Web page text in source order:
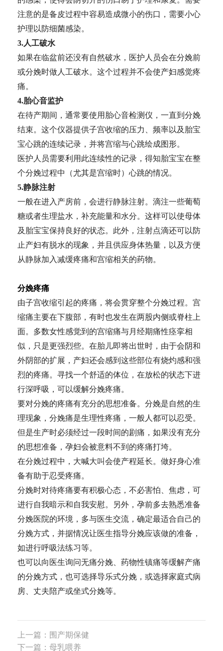
注意的是备皮过程中容易造成微小的伤口，需要小心
护理以防细菌感染。
3.人工破水
如果在临盆前还没有自然破水，医护人员会在分娩前
或分娩时做人工破水。这个过程并不会使产妇感觉疼
痛。
4.胎心音监护
在待产期间，通常要使用胎心音检测仪，一直到分娩
结束。这个仪器提供子宫收缩的压力、频率以及胎宝
宝心跳的连续记录，并将宫缩与心跳绘成图形。
医护人员需要利用此连续性的记录，得知胎宝宝在整
个分娩过程中（尤其是宫缩时）心跳的情况。
5.静脉注射
一般在进入产房前，会进行静脉注射。滴注一些葡萄
糖或者生理盐水，补充能量和水分。这样可以使母体
及胎宝宝保持良好的状态。此外，注射点滴还可以防
止产妇有脱水的现象，并且供应身体热量，以及方便
从静脉加入减缓疼痛和宫缩相关的药物。
分娩疼痛
由子宫收缩引起的疼痛，将会贯穿整个分娩过程。宫
缩痛主要在下腹部，有时也发生在两股内侧或脊柱上
面。多数女性感觉到的宫缩痛与月经期痛性痉挛相
似，只是更强烈些。在胎儿即将出世时，由于会阴和
外阴部的扩展，产妇还会感到这些部位有烧灼感和强
烈的疼痛。寻找一个舒适的体位，在放松的状态下进
行深呼吸，可以缓解分娩疼痛。
要对分娩的疼痛有充分的思想准备。分娩是自然的生
理现象，分娩痛是生理性疼痛，一般人都可以忍受。
但是生产时必须经过一段时间的剧痛，如果没有充分
的思想准备，孕妇会被意料不到的疼痛打垮。
在分娩过程中，大喊大叫会使产程延长。做好身心准
备有助于忍受疼痛。
分娩时对待疼痛要有积极心态，不必害怕、焦虑，可
进行自我暗示和自我安慰。另外，孕前多去熟悉准备
分娩医院的环境，多与医生交流，确定最适合自己的
分娩方式，并据情况让医生指导分娩应该做的准备，
如进行呼吸法练习等。
也可以向医生询问无痛分娩、药物性镇痛等缓解产痛
的分娩方式，也可选择导乐式分娩，或选择家庭式病
房、丈夫陪产或坐式分娩等。
上一篇：围产期保健
下一篇：母乳喂养